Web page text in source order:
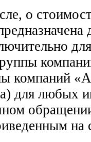
о
компаний
для любых
на